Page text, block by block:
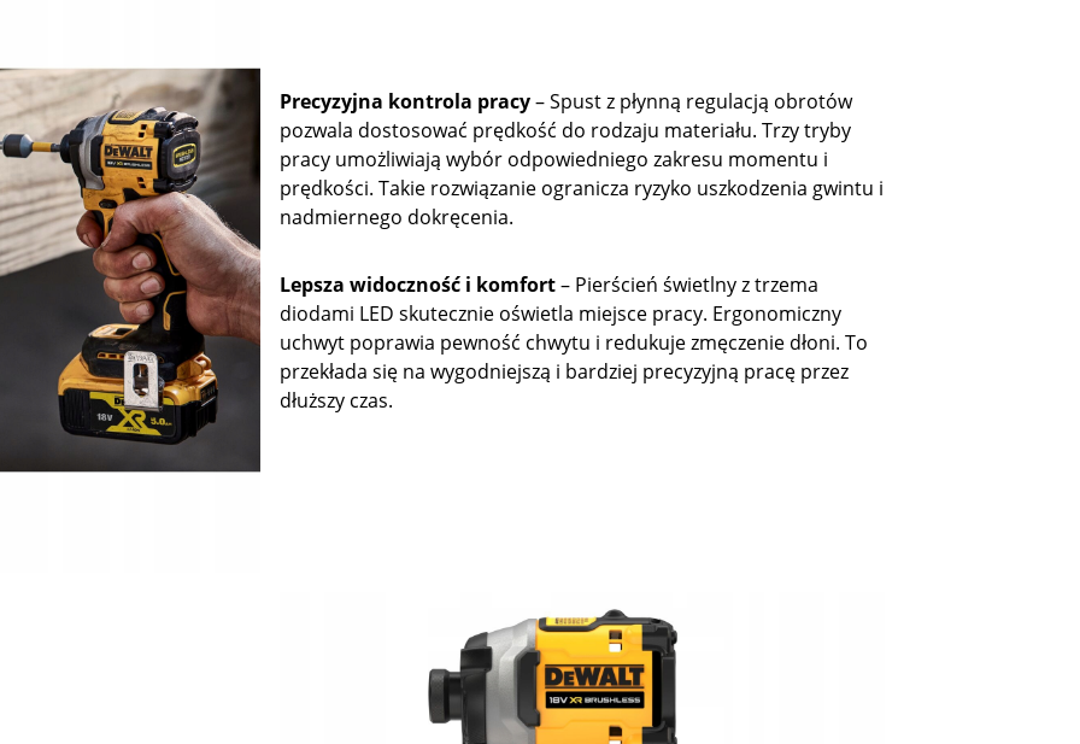
Precyzyjna kontrola pracy– Spust z płynną regulacją obrotów
pozwala dostosować prędkość do rodzaju materiału. Trzy tryby
pracy umożliwiają wybór odpowiedniego zakresu momentu i
prędkości. Takie rozwiązanie ogranicza ryzyko uszkodzenia gwintu i
nadmiernego dokręcenia.
Lepsza widoczność i komfort– Pierścień świetlny z trzema
diodami LED skutecznie oświetla miejsce pracy. Ergonomiczny
uchwyt poprawia pewność chwytu i redukuje zmęczenie dłoni. To
przekłada się na wygodniejszą i bardziej precyzyjną pracę przez
dłuższy czas.